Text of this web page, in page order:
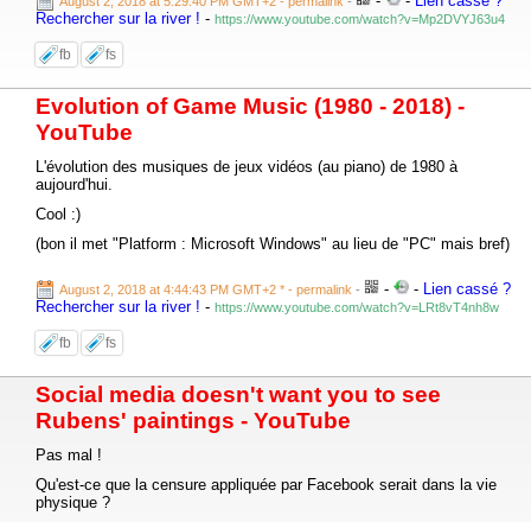
Rechercher sur la river ! - https://www.youtube.com/watch?v=Mp2DVYJ63u4
fb fs
Evolution of Game Music (1980 - 2018) -
YouTube
L'évolution des musiques de jeux vidéos (au piano) de 1980 à
aujourd'hui.
Cool :)
(bon il met "Platform : Microsoft Windows" au lieu de "PC" mais bref)
August 2, 2018 at 4:44:43 PM GMT+2 * - permalink - - - Lien cassé ?
Rechercher sur la river ! - https://www.youtube.com/watch?v=LRt8vT4nh8w
fb fs
Social media doesn't want you to see
Rubens' paintings - YouTube
Pas mal !
Qu'est-ce que la censure appliquée par Facebook serait dans la vie
physique ?